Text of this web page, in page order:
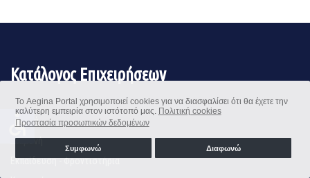
Το Aegina Portal χρησιμοποιεί cookies για να διασφαλίσει ότι θα έχετε την
καλύτερη εμπειρία στον ιστότοπό μας. Πολιτική cookies
Προστασία προσωπικών δεδομένων
Συμφωνώ Διαφωνώ
Κατάλογος Επιχειρήσεων
Αρχική
Διαμονή
Εκπαίδευση - Φροντιστήρια
accessible